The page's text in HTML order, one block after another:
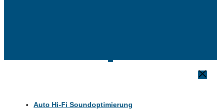
Auto Hi-Fi Soundoptimierung